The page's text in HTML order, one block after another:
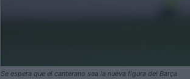
Se espera que el canterano sea la nueva figura del Barça